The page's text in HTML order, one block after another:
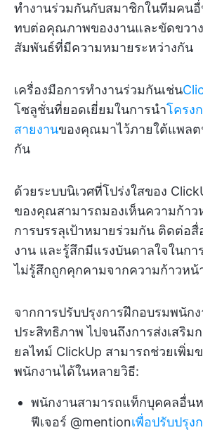
ทำงานร่วมกันกับสมาชิกในทีมคนอื่
ทบต่อคุณภาพของงานและขัดขวาง
สัมพันธ์ที่มีความหมายระหว่างกัน
เครื่องมือการทำงานร่วมกันเช่น
โซลูชั่นที่ยอดเยี่ยมในการนำโครง
สายงานของคุณมาไว้ภายใต้แพลต
กัน
ด้วยระบบนิเวศที่โปร่งใสของ
ของคุณสามารถมองเห็นความก้าว
การบรรลุเป้าหมายร่วมกัน ติดต่อสื่
งาน และรู้สึกมีแรงบันดาลใจในก
ไม่รู้สึกถูกคุกคามจากความก้าวหน้
จากการปรับปรุงการฝึกอบรมพนัก
ประสิทธิภาพ ไปจนถึงการส่งเสริม
ยลไทม์ ClickUp สามารถช่วยเพิ่ม
พนักงานได้ในหลายวิธี:
พนักงานสามารถแท็กบุคคลอื่น
ฟีเจอร์ @mentionเพื่อปรับปรุง